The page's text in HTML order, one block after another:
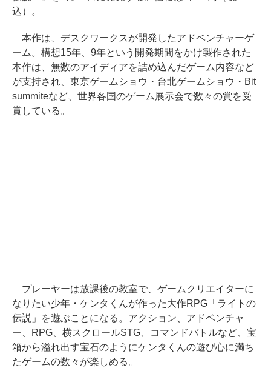
込）。
本作は、デスクワークスが開発したアドベンチャーゲ
ーム。構想15年、9年という開発期間をかけ製作された
本作は、無数のアイディアを詰め込んだゲーム内容など
が支持され、東京ゲームショウ・台北ゲームショウ・Bit
summiteなど、世界各国のゲーム展示会で数々の賞を受
賞している。
プレーヤーは放課後の教室で、ゲームクリエイターに
なりたい少年・ケンタくんが作った大作RPG「ライトの
伝説」を遊ぶことになる。アクション、アドベンチャ
ー、RPG、横スクロールSTG、コマンドバトルなど、宝
箱から溢れ出す宝石のようにケンタくんの遊び心に満ち
たゲームの数々が楽しめる。